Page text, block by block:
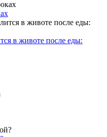
в животе после еды: